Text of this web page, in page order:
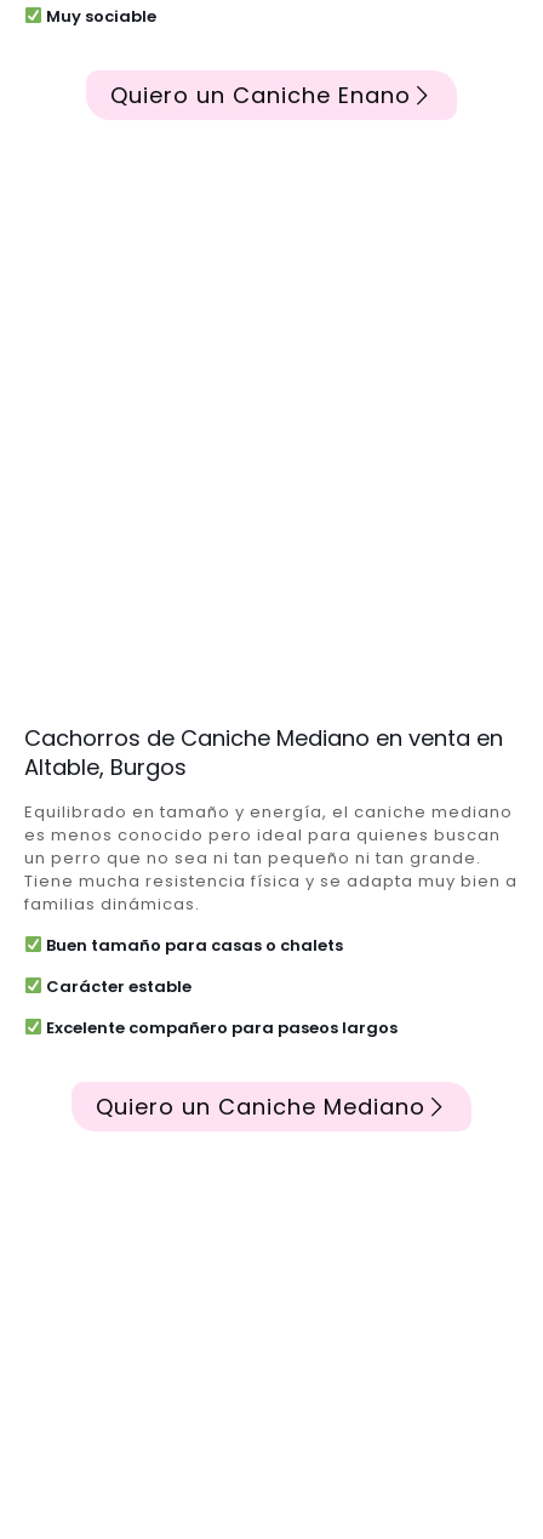
Muy sociable
Quiero un Caniche Enano
Cachorros de Caniche Mediano en venta en
Altable, Burgos
Equilibrado en tamaño y energía, el caniche mediano
es menos conocido pero ideal para quienes buscan
un perro que no sea ni tan pequeño ni tan grande.
Tiene mucha resistencia física y se adapta muy bien a
familias dinámicas.
Buen tamaño para casas o chalets
Carácter estable
Excelente compañero para paseos largos
Quiero un Caniche Mediano